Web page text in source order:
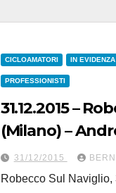
CICLOAMATORI IN EVIDENZA
PROFESSIONISTI
31.12.2015 –
(Milano) –
“Brontolo
“Buon Anno”
31/12/2015
Robecco Sul